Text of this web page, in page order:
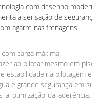
com desenho
a sensação de
agarre nas frenagens.
carga máxima.
ao pilotar mesmo em
estabilidade na pilotagem
e grande segurança em
otimização da